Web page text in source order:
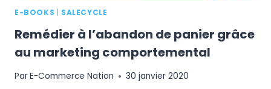
E-BOOKS | SALECYCLE
Remédier à l’abandon de panier grâce
au marketing comportemental
ParE-Commerce Nation 30 janvier 2020